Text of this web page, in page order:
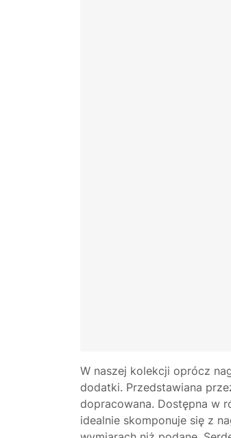
W naszej kolekcji oprócz
dodatki. Przedstawiana
dopracowana. Dostępna w
idealnie skomponuje się z